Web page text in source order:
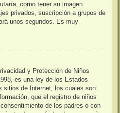
como tener su imagen
privados, suscripción a grupos de
unos segundos. Es muy
y Protección de Niños
es una ley de los Estados
sitios de Internet, los cuales son
que el registro de niños
de los padres o con